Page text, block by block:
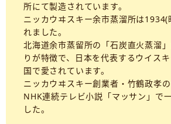
所にて製造されています。
ニッカウヰスキー余市蒸溜所は1934(
れました。
北海道余市蒸留所の「石炭直火蒸溜
りが特徴で、日本を代表するウイス
国で愛されています。
ニッカウヰスキー創業者・竹鶴政孝
NHK連続テレビ小説「マッサン」で
した。